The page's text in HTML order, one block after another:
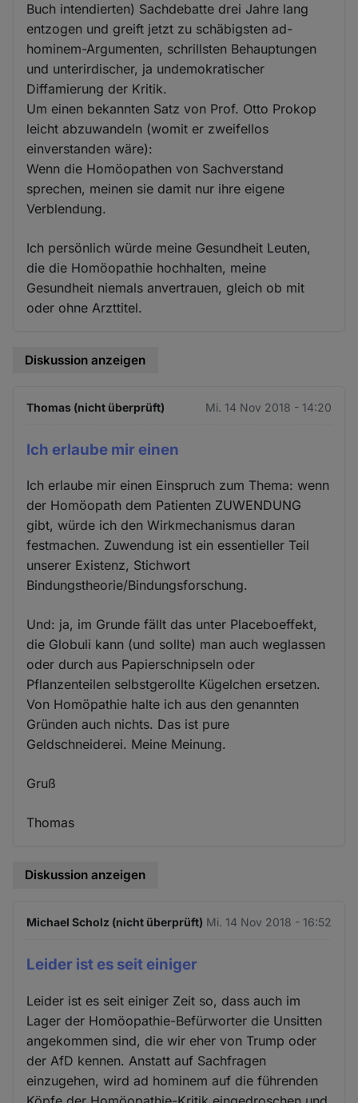
Buch intendierten) Sachdebatte drei Jahre lang
entzogen und greift jetzt zu schäbigsten ad-
hominem-Argumenten, schrillsten Behauptungen
und unterirdischer, ja undemokratischer
Diffamierung der Kritik.
Um einen bekannten Satz von Prof. Otto Prokop
leicht abzuwandeln (womit er zweifellos
einverstanden wäre):
Wenn die Homöopathen von Sachverstand
sprechen, meinen sie damit nur ihre eigene
Verblendung.
Ich persönlich würde meine Gesundheit Leuten,
die die Homöopathie hochhalten, meine
Gesundheit niemals anvertrauen, gleich ob mit
oder ohne Arzttitel.
Diskussion anzeigen
Thomas (nicht überprüft) Mi. 14 Nov 2018 - 14:20
Ich erlaube mir einen
Ich erlaube mir einen Einspruch zum Thema: wenn
der Homöopath dem Patienten ZUWENDUNG
gibt, würde ich den Wirkmechanismus daran
festmachen. Zuwendung ist ein essentieller Teil
unserer Existenz, Stichwort
Bindungstheorie/Bindungsforschung.
Und: ja, im Grunde fällt das unter Placeboeffekt,
die Globuli kann (und sollte) man auch weglassen
oder durch aus Papierschnipseln oder
Pflanzenteilen selbstgerollte Kügelchen ersetzen.
Von Homöpathie halte ich aus den genannten
Gründen auch nichts. Das ist pure
Geldschneiderei. Meine Meinung.
Gruß
Thomas
Diskussion anzeigen
Michael Scholz (nicht überprüft) Mi. 14 Nov 2018 - 16:52
Leider ist es seit einiger
Leider ist es seit einiger Zeit so, dass auch im
Lager der Homöopathie-Befürworter die Unsitten
angekommen sind, die wir eher von Trump oder
der AfD kennen. Anstatt auf Sachfragen
einzugehen, wird ad hominem auf die führenden